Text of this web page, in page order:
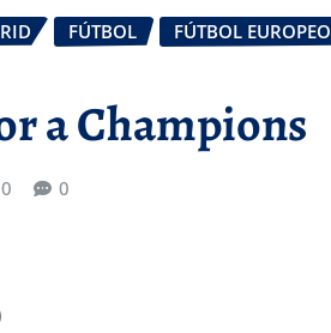
FÚTBOL FÚTBOL EUROPEO
a Champions
0